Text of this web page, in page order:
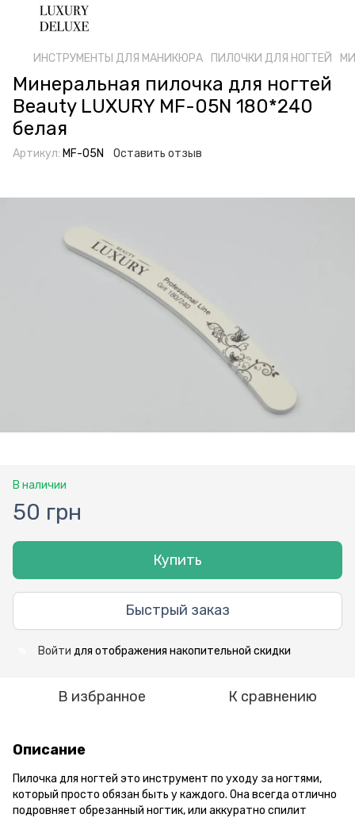
ИНСТРУМЕНТЫ ДЛЯ МАНИКЮРА ПИЛОЧКИ ДЛЯ НОГТЕЙ
Минеральная пилочка для ногтей
Beauty LUXURY MF-05N 180*240
белая
Артикул: MF-05N Оставить отзыв
В наличии
50 грн
Купить
Быстрый заказ
Войти для отображения накопительной скидки
В избранное К сравнению
Описание
Пилочка для ногтей это инструмент по уходу за ногтями,
который просто обязан быть у каждого. Она всегда отлично
подровняет обрезанный ногтик, или аккуратно спилит